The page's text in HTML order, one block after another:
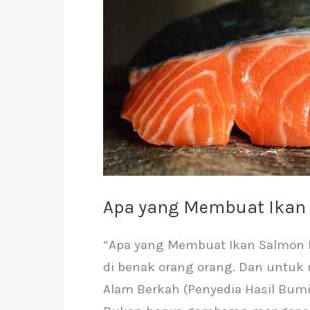
Apa yang Membuat
“Apa yang Membuat Ikan
di benak orang orang. Dan
Alam Berkah (Penyedia Hasil
Salmon
Mahal?